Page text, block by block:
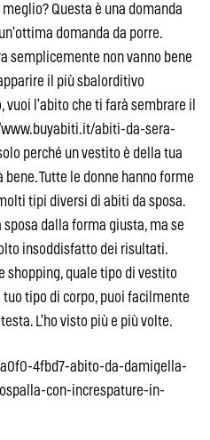
Questa è una domanda
domanda da porre.
semplicemente non vanno bene
il più sbalorditivo
l’abito che ti farà sembrare il
abiti-da-sera-
perché un vestito è della tua
Tutte le donne hanno forme
tipi diversi di abiti da sposa.
dalla forma giusta, ma se
insoddisfatto dei risultati.
shopping, quale tipo di vestito
tipo di corpo, puoi facilmente
L’ho visto più e più volte.
4fbd7-abito-da-damigella-
con-increspature-in-